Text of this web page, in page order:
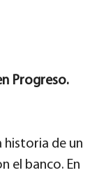
Progreso.
historia de un
el banco. En